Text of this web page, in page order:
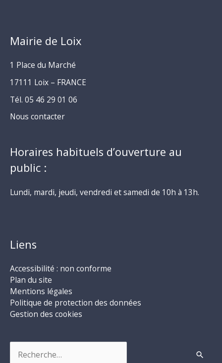
Mairie de Loix
1 Place du Marché
17111 Loix – FRANCE
Tél. 05 46 29 01 06
Nous contacter
Horaires habituels d’ouverture au
public :
Lundi, mardi, jeudi, vendredi et samedi de 10h à 13h.
Liens
Accessibilité : non conforme
Plan du site
Mentions légales
Politique de protection des données
Gestion des cookies